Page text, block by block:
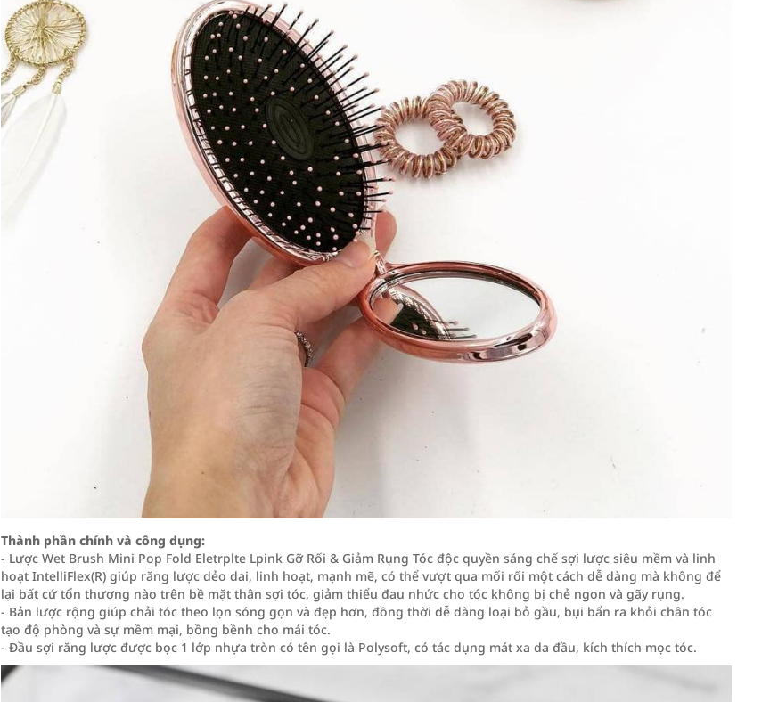
Thành phần chính và công dụng:
- Lược Wet Brush Mini Pop Fold Eletrplte Lpink Gỡ Rối & Giảm Rụng Tóc độc quyền sáng chế sợi lược siêu mềm và linh
hoạt IntelliFlex(R) giúp răng lược dẻo dai, linh hoạt, mạnh mẽ, có thể vượt qua mối rối một cách dễ dàng mà không để
lại bất cứ tổn thương nào trên bề mặt thân sợi tóc, giảm thiểu đau nhức cho tóc không bị chẻ ngọn và gãy rụng.
- Bản lược rộng giúp chải tóc theo lọn sóng gọn và đẹp hơn, đồng thời dễ dàng loại bỏ gầu, bụi bẩn ra khỏi chân tóc
tạo độ phòng và sự mềm mại, bồng bềnh cho mái tóc.
- Đầu sợi răng lược được bọc 1 lớp nhựa tròn có tên gọi là Polysoft, có tác dụng mát xa da đầu, kích thích mọc tóc.